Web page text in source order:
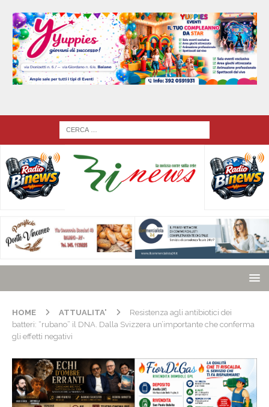
HOME ATTUALITA'
Resistenza agli antibiotici dei
batteri: “rubano” il DNA. Dalla Svizzera un’importante che conferma
gli effetti negativi